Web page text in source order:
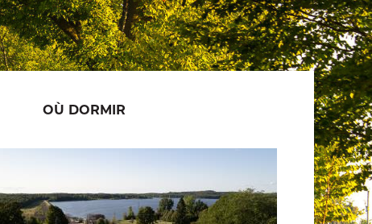
OÙ DORMIR